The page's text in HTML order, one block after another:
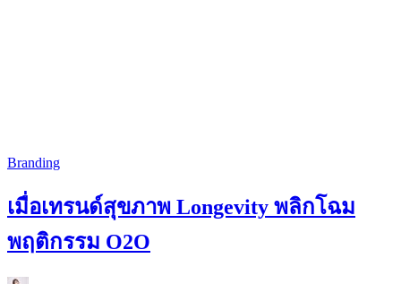
Branding
เมื่อเทรนด์สุขภาพ Longevity พลิกโฉม
พฤติกรรม O2O